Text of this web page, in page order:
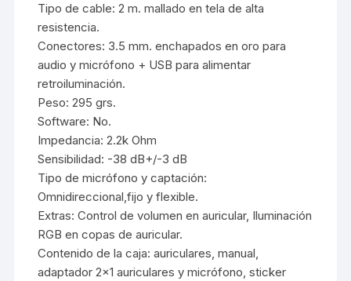
Tipo de cable: 2 m. mallado en tela de alta
resistencia.
Conectores: 3.5 mm. enchapados en oro para
audio y micrófono + USB para alimentar
retroiluminación.
Peso: 295 grs.
Software: No.
Impedancia: 2.2k Ohm
Sensibilidad: -38 dB+/-3 dB
Tipo de micrófono y captación:
Omnidireccional,fijo y flexible.
Extras: Control de volumen en auricular, Iluminación
RGB en copas de auricular.
Contenido de la caja: auriculares, manual,
adaptador 2×1 auriculares y micrófono, sticker